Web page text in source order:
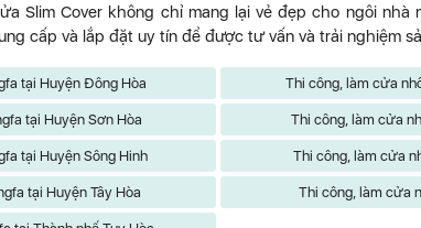
Slim Cover không chỉ mang lại vẻ đẹp cho ngôi nhà
cấp và lắp đặt uy tín để được tư vấn và trải nghiệm
tại Huyện Đông Hòa Thi công, làm cửa
tại Huyện Sơn Hòa Thi công, làm cửa
tại Huyện Sông Hinh Thi công, làm cửa
tại Huyện Tây Hòa Thi công, làm cửa